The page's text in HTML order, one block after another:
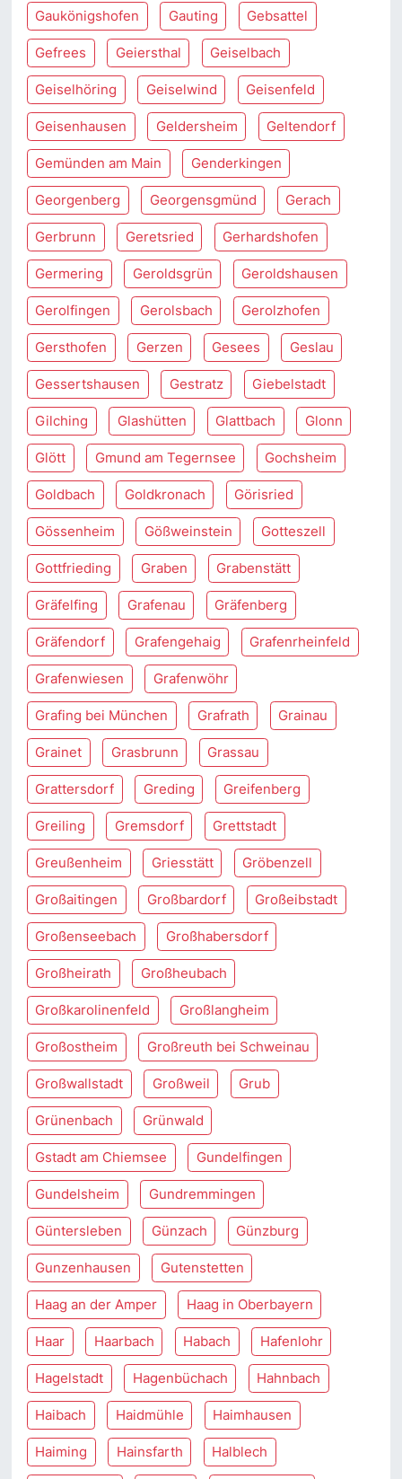
Gaukönigshofen Gauting Gebsattel
Gefrees Geiersthal Geiselbach
Geiselhöring Geiselwind Geisenfeld
Geisenhausen Geldersheim Geltendorf
Gemünden am Main Genderkingen
Georgenberg Georgensgmünd Gerach
Gerbrunn Geretsried Gerhardshofen
Germering Geroldsgrün Geroldshausen
Gerolfingen Gerolsbach Gerolzhofen
Gersthofen Gerzen Gesees Geslau
Gessertshausen Gestratz Giebelstadt
Gilching Glashütten Glattbach Glonn
Glött Gmund am Tegernsee Gochsheim
Goldbach Goldkronach Görisried
Gössenheim Gößweinstein Gotteszell
Gottfrieding Graben Grabenstätt
Gräfelfing Grafenau Gräfenberg
Gräfendorf Grafengehaig Grafenrheinfeld
Grafenwiesen Grafenwöhr
Grafing bei München Grafrath Grainau
Grainet Grasbrunn Grassau
Grattersdorf Greding Greifenberg
Greiling Gremsdorf Grettstadt
Greußenheim Griesstätt Gröbenzell
Großaitingen Großbardorf Großeibstadt
Großenseebach Großhabersdorf
Großheirath Großheubach
Großkarolinenfeld Großlangheim
Großostheim Großreuth bei Schweinau
Großwallstadt Großweil Grub
Grünenbach Grünwald
Gstadt am Chiemsee Gundelfingen
Gundelsheim Gundremmingen
Güntersleben Günzach Günzburg
Gunzenhausen Gutenstetten
Haag an der Amper Haag in Oberbayern
Haar Haarbach Habach Hafenlohr
Hagelstadt Hagenbüchach Hahnbach
Haibach Haidmühle Haimhausen
Haiming Hainsfarth Halblech